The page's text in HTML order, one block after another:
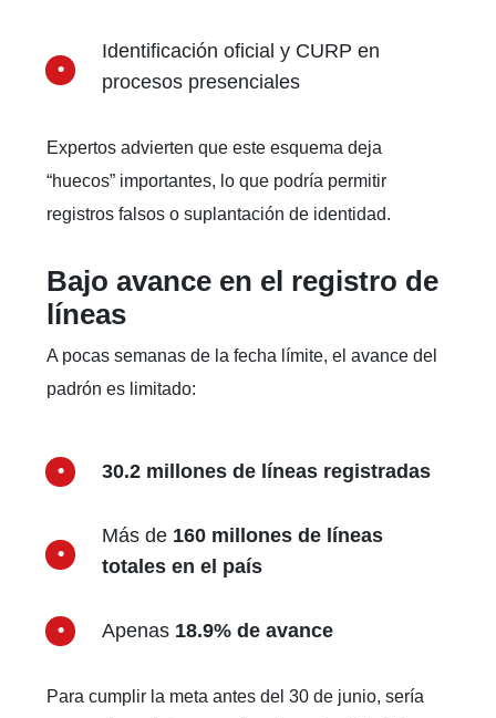
Identificación oficial y CURP en
procesos presenciales
Expertos advierten que este esquema deja
“huecos” importantes, lo que podría permitir
registros falsos o suplantación de identidad.
Bajo avance en el registro de
líneas
A pocas semanas de la fecha límite, el avance del
padrón es limitado:
30.2 millones de líneas registradas
Más de 160 millones de líneas
totales en el país
Apenas 18.9% de avance
Para cumplir la meta antes del 30 de junio, sería